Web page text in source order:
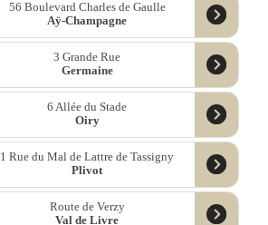
56 Boulevard Charles de Gaulle
Aÿ-Champagne
3 Grande Rue
Germaine
6 Allée du Stade
Oiry
1 Rue du Mal de Lattre de Tassigny
Plivot
Route de Verzy
Val de Livre